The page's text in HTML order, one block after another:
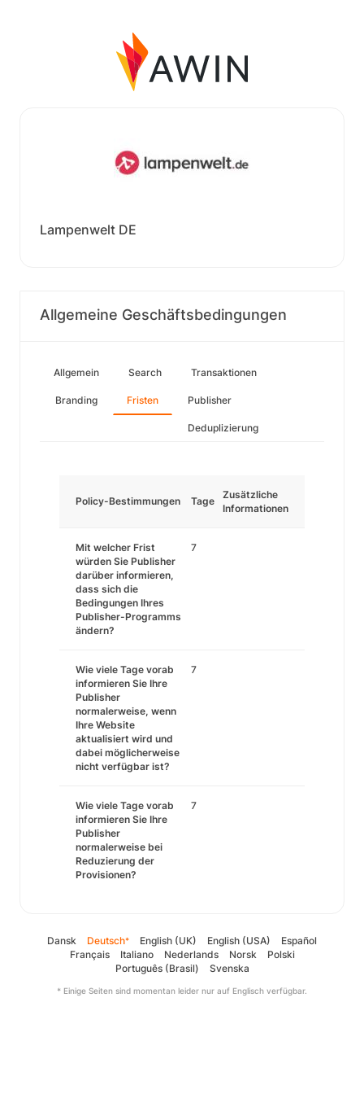
Lampenwelt DE
Allgemeine Geschäftsbedingungen
Allgemein Search Transaktionen
Branding Fristen Publisher
Deduplizierung
Policy-Bestimmungen Tage
Zusätzliche
Informationen
Mit welcher Frist
würden Sie Publisher
darüber informieren,
dass sich die
Bedingungen Ihres
Publisher-Programms
ändern?
7
Wie viele Tage vorab
informieren Sie Ihre
Publisher
normalerweise, wenn
Ihre Website
aktualisiert wird und
dabei möglicherweise
nicht verfügbar ist?
7
Wie viele Tage vorab
informieren Sie Ihre
Publisher
normalerweise bei
Reduzierung der
Provisionen?
7
Dansk Deutsch* English (UK) English (USA)
Español
Français
Italiano Nederlands Norsk
Polski
Português (Brasil)
Svenska
* Einige Seiten sind momentan leider nur auf Englisch verfügbar.